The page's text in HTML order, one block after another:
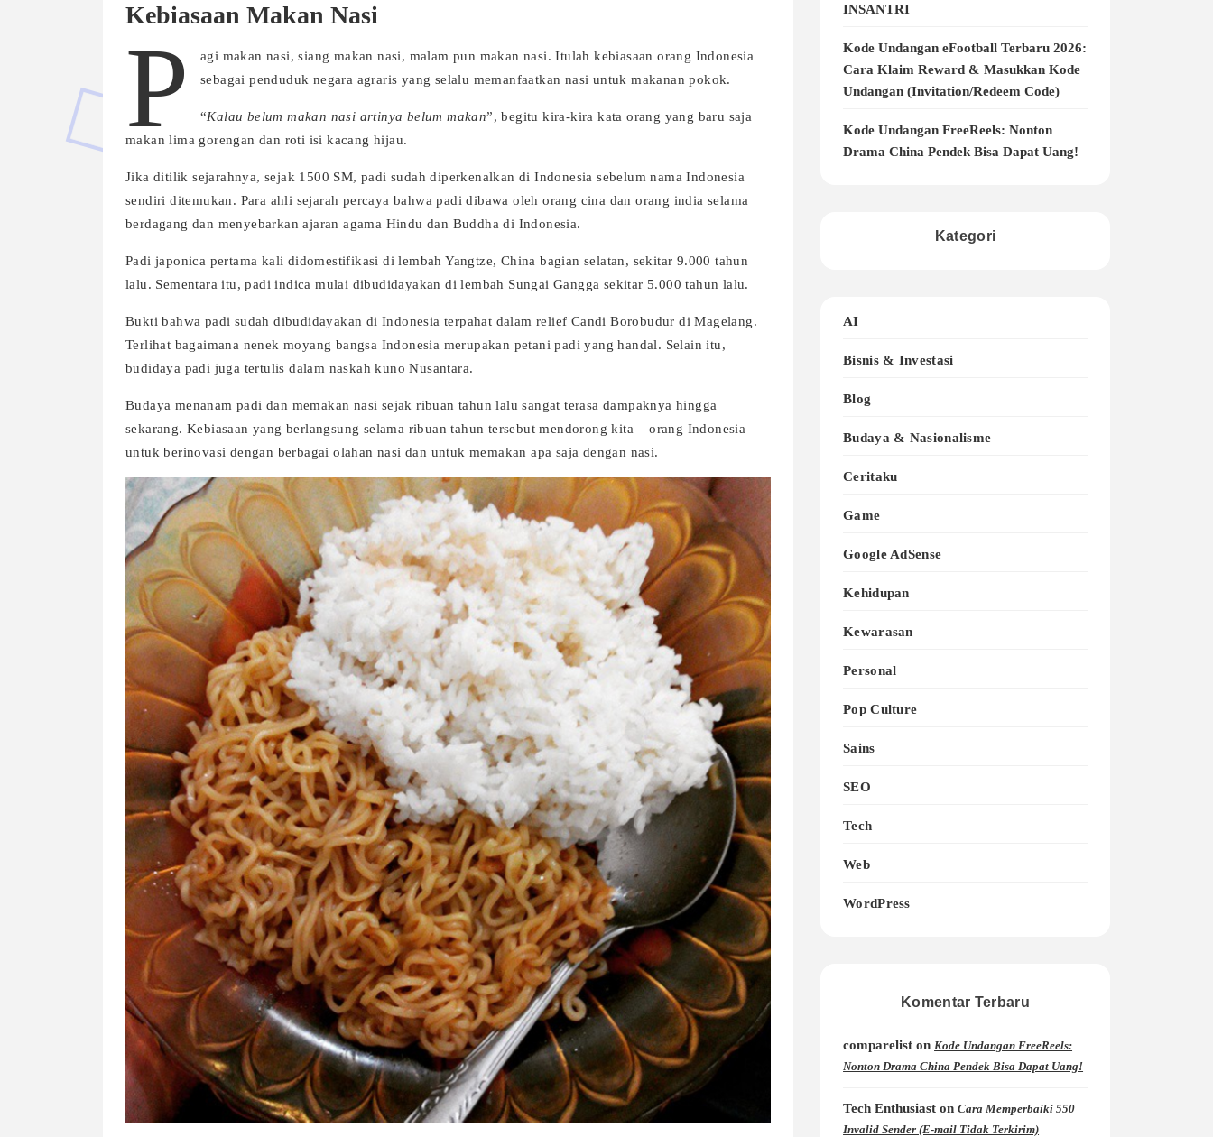
Kebiasaan Makan Nasi
P
agi makan nasi, siang makan nasi, malam pun makan nasi. Itulah kebiasaan orang Indonesia
sebagai penduduk negara agraris yang selalu memanfaatkan nasi untuk makanan pokok.
“Kalau belum makan nasi artinya belum makan”, begitu kira-kira kata orang yang baru saja
makan lima gorengan dan roti isi kacang hijau.
Jika ditilik sejarahnya, sejak 1500 SM, padi sudah diperkenalkan di Indonesia sebelum nama Indonesia
sendiri ditemukan. Para ahli sejarah percaya bahwa padi dibawa oleh orang cina dan orang india selama
berdagang dan menyebarkan ajaran agama Hindu dan Buddha di Indonesia.
Padi japonica pertama kali didomestifikasi di lembah Yangtze, China bagian selatan, sekitar 9.000 tahun
lalu. Sementara itu, padi indica mulai dibudidayakan di lembah Sungai Gangga sekitar 5.000 tahun lalu.
Bukti bahwa padi sudah dibudidayakan di Indonesia terpahat dalam relief Candi Borobudur di Magelang.
Terlihat bagaimana nenek moyang bangsa Indonesia merupakan petani padi yang handal. Selain itu,
budidaya padi juga tertulis dalam naskah kuno Nusantara.
Budaya menanam padi dan memakan nasi sejak ribuan tahun lalu sangat terasa dampaknya hingga
sekarang. Kebiasaan yang berlangsung selama ribuan tahun tersebut mendorong kita – orang Indonesia –
untuk berinovasi dengan berbagai olahan nasi dan untuk memakan apa saja dengan nasi.
INSANTRI
Kode Undangan eFootball Terbaru 2026:
Cara Klaim Reward & Masukkan Kode
Undangan (Invitation/Redeem Code)
Kode Undangan FreeReels: Nonton
Drama China Pendek Bisa Dapat Uang!
Kategori
AI
Bisnis & Investasi
Blog
Budaya & Nasionalisme
Ceritaku
Game
Google AdSense
Kehidupan
Kewarasan
Personal
Pop Culture
Sains
SEO
Tech
Web
WordPress
Komentar Terbaru
comparelist on Kode Undangan FreeReels:
Nonton Drama China Pendek Bisa Dapat Uang!
Tech Enthusiast onCara Memperbaiki 550
Invalid Sender (E-mail Tidak Terkirim)